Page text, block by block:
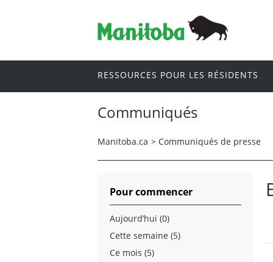
RESSOURCES POUR LES RÉSIDENTS
Communiqués
Manitoba.ca > Communiqués de presse
Pour commencer
Aujourd’hui (0)
Cette semaine (5)
Ce mois (5)